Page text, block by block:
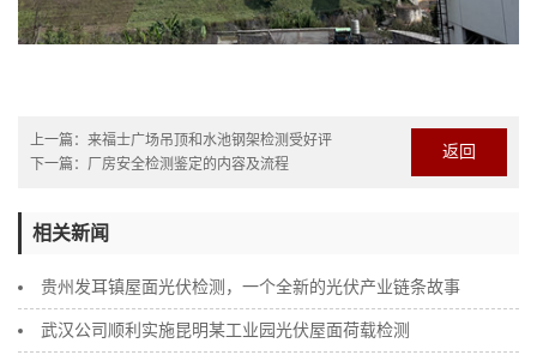
上一篇： 来福士广场吊顶和水池钢架检测受好评
下一篇： 厂房安全检测鉴定的内容及流程
返回
相关新闻
贵州发耳镇屋面光伏检测，一个全新的光伏产业链条故事
武汉公司顺利实施昆明某工业园光伏屋面荷载检测